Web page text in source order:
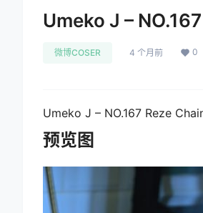
Umeko J –
微博COSER 4 个月前 0
Umeko J – NO.167 Reze
预览图